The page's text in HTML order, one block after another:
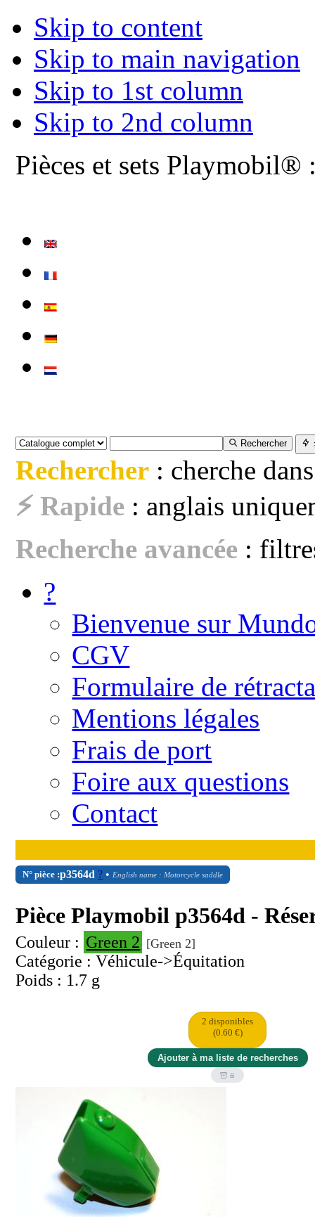
Skip to content
Skip to main navigation
Skip to 1st column
Skip to 2nd column
Pièces et sets Playmobil®
Rechercher
Rechercher : cherche
⚡ Rapide : anglais
Recherche avancée :
?
Bienvenue sur
CGV
Formulaire de
Mentions légales
Frais de port
Foire aux questions
Contact
N° pièce :p3564d ? •English name : Motorcycle saddle
Pièce Playmobil p3564d -
Couleur : Green 2 [Green 2]
Catégorie : Véhicule->Équitation
Poids : 1.7 g
2 disponibles
(0.60 €)